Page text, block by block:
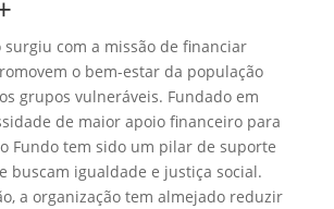
surgiu com a missão de financiar
o bem-estar da população
grupos vulneráveis. Fundado em
de maior apoio financeiro para
Fundo tem sido um pilar de suporte
buscam igualdade e justiça social.
a organização tem almejado reduzir